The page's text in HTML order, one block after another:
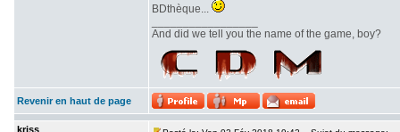
BDthèque...
And did we tell you the name of the game, boy?
Revenir en haut de page
kriss